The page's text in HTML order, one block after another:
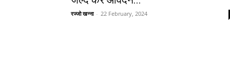
रज्जो खन्ना - 22 February, 2024